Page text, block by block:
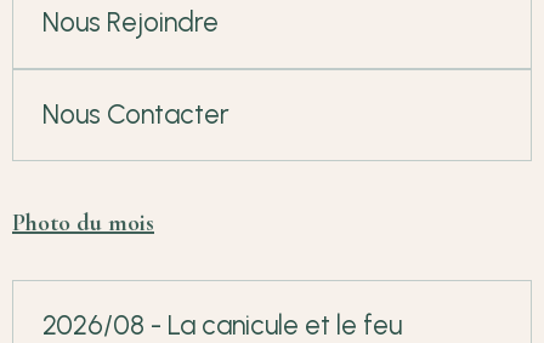
Nous Rejoindre
Nous Contacter
Photo du mois
2026/08 - La canicule et le feu